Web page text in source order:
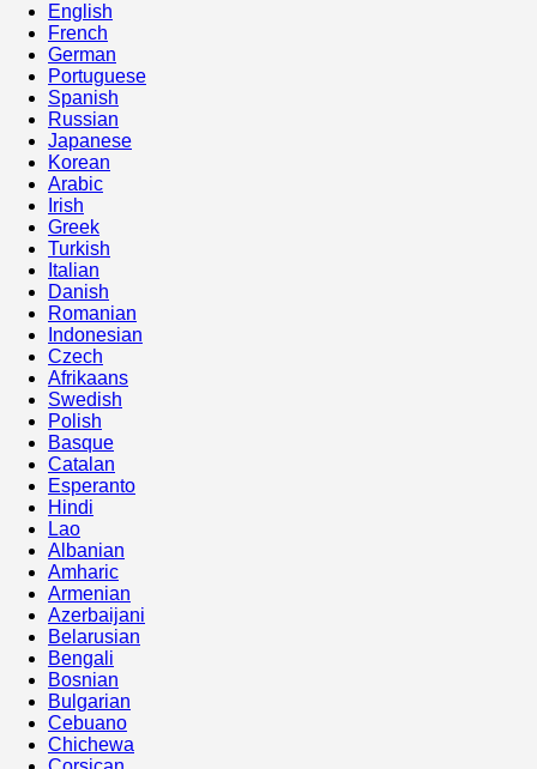
English
French
German
Portuguese
Spanish
Russian
Japanese
Korean
Arabic
Irish
Greek
Turkish
Italian
Danish
Romanian
Indonesian
Czech
Afrikaans
Swedish
Polish
Basque
Catalan
Esperanto
Hindi
Lao
Albanian
Amharic
Armenian
Azerbaijani
Belarusian
Bengali
Bosnian
Bulgarian
Cebuano
Chichewa